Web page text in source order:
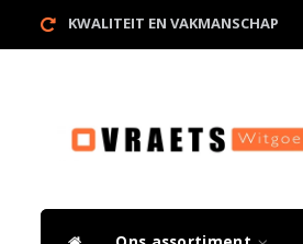
KWALITEIT EN VAKMANSCHAP